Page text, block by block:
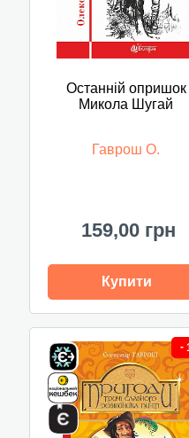
Останній опришок
Микола Шугай
Гаврош О.
159,00 грн
Купити
-